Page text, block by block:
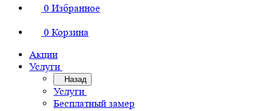
0 Избранное
0 Корзина
Акции
Услуги
Назад
Услуги
Бесплатный замер